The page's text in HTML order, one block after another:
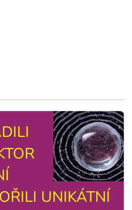
UNIKÁTNÍ